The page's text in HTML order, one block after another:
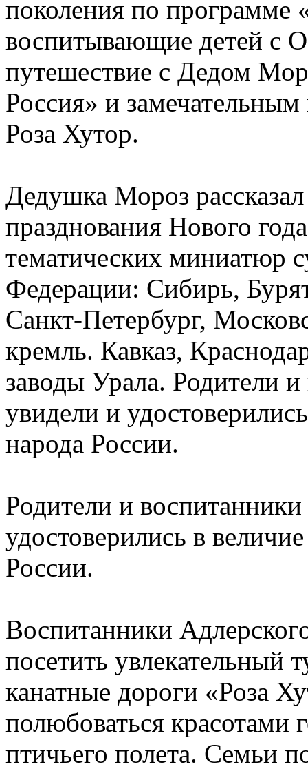
поколения по программе
воспитывающие детей с
путешествие с Дедом
Россия» и
Роза Хутор.
Дедушка Мороз
празднования Нового
тематических миниатюр
Федерации: Сибирь,
Санкт-Петербург,
кремль. Кавказ,
заводы Урала. Родители
увидели и
народа России.
Родители и
удостоверились в
России.
Воспитанники
посетить увлекательный
канатные дороги «Роза
полюбоваться красотами
птичьего полета. Семьи